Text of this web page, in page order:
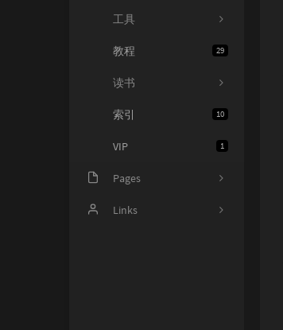
工具
29
教程
读书
10
索引
1
VIP
Pages
文章归档
Links